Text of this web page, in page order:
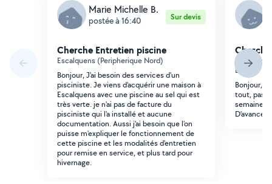
Marie Michelle B.
postée à 16:40 Sur devis
Cherche Entretien piscine
Escalquens (Peripherique Nord)
Bonjour, J'ai besoin des services d'un
pisciniste. Je viens d'acquérir une maison à
Escalquens avec une piscine au sel qui est
très verte. je n'ai pas de facture du
pisciniste qui l'a installé et aucune
documentation. Aussi j'ai besoin que l'on
puisse m'expliquer le fonctionnement de
cette piscine et les modalités d'entretien
pour remise en service, et plus tard pour
hivernage.
Saint-
Bois)
Bonjour,
tout, pas
semaines.
D'avance